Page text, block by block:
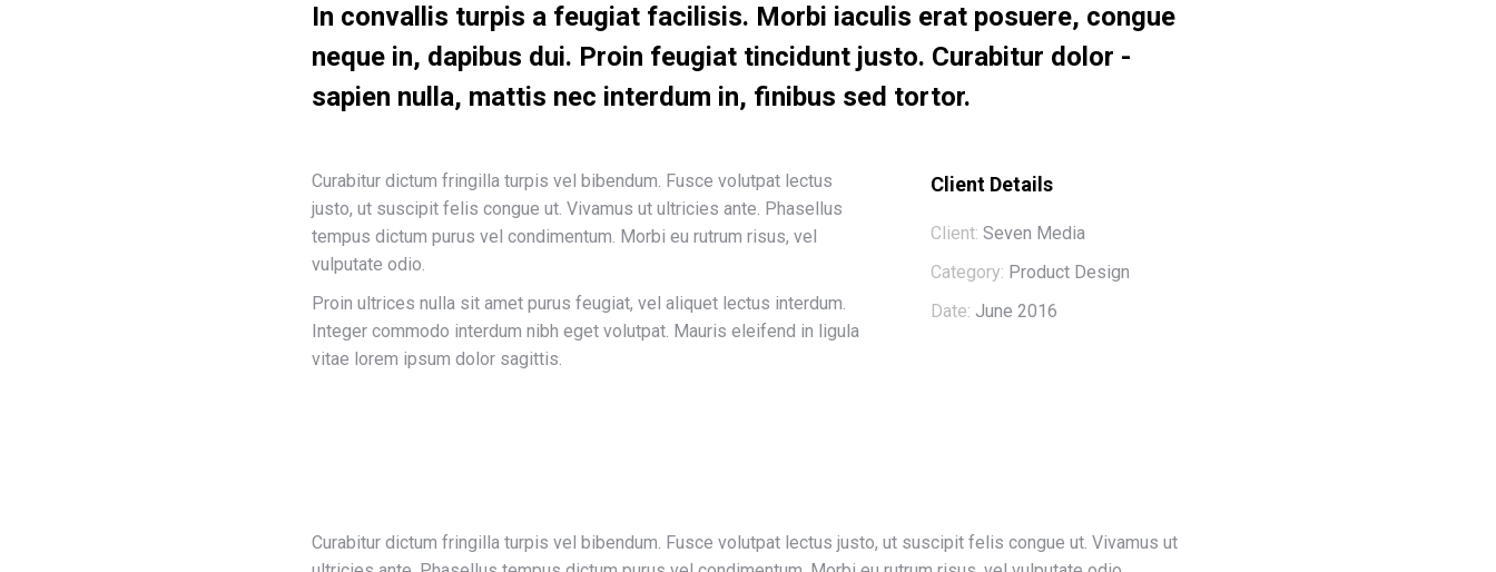
In convallis turpis a feugiat facilisis. Morbi iaculis erat posuere, congue
neque in, dapibus dui. Proin feugiat tincidunt justo. Curabitur dolor -
sapien nulla, mattis nec interdum in, finibus sed tortor.
Curabitur dictum fringilla turpis vel bibendum. Fusce volutpat lectus
justo, ut suscipit felis congue ut. Vivamus ut ultricies ante. Phasellus
tempus dictum purus vel condimentum. Morbi eu rutrum risus, vel
vulputate odio.
Proin ultrices nulla sit amet purus feugiat, vel aliquet lectus interdum.
Integer commodo interdum nibh eget volutpat. Mauris eleifend in ligula
vitae lorem ipsum dolor sagittis.
Client Details
Client: Seven Media
Category: Product Design
Date: June 2016
Curabitur dictum fringilla turpis vel bibendum. Fusce volutpat lectus justo, ut suscipit felis congue ut. Vivamus ut